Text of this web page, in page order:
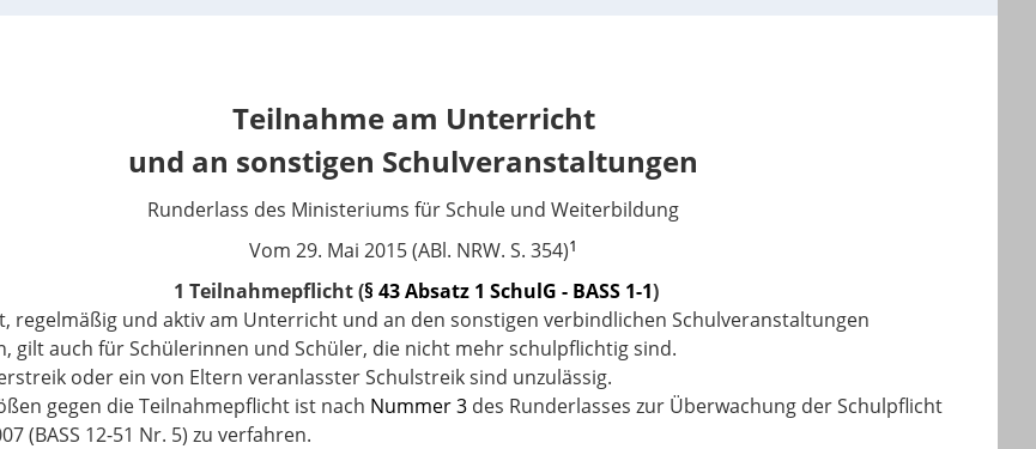
Teilnahme am Unterricht
und an sonstigen Schulveranstaltungen
Runderlass des Ministeriums für Schule und Weiterbildung
Vom 29. Mai 2015 (ABl. NRW. S. 354)1
1 Teilnahmepflicht (§ 43 Absatz 1 SchulG - BASS 1-1)
regelmäßig und aktiv am Unterricht und an den sonstigen verbindlichen Schulveranstaltungen
gilt auch für Schülerinnen und Schüler, die nicht mehr schulpflichtig sind.
oder ein von Eltern veranlasster Schulstreik sind unzulässig.
gegen die Teilnahmepflicht ist nach Nummer 3 des Runderlasses zur Überwachung der Schulpflicht
(BASS 12-51 Nr. 5) zu verfahren.